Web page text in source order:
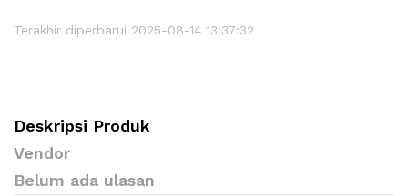
Terakhir diperbarui 2025-08-14 13:37:32
Deskripsi Produk
Vendor
Belum ada ulasan